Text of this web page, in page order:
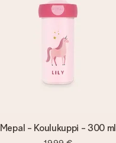
Mepal - Koulukuppi - 300 ml